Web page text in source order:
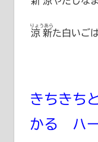
涼新
りょうあら
た白いご
きちきち
かる ハ